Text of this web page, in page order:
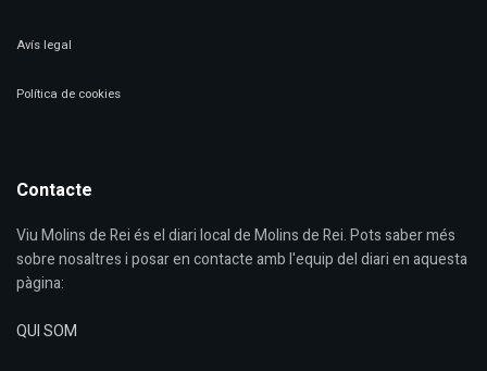
Avís legal
Política de cookies
Contacte
Viu Molins de Rei és el diari local de Molins de Rei. Pots saber més
sobre nosaltres i posar en contacte amb l'equip del diari en aquesta
pàgina:
QUI SOM